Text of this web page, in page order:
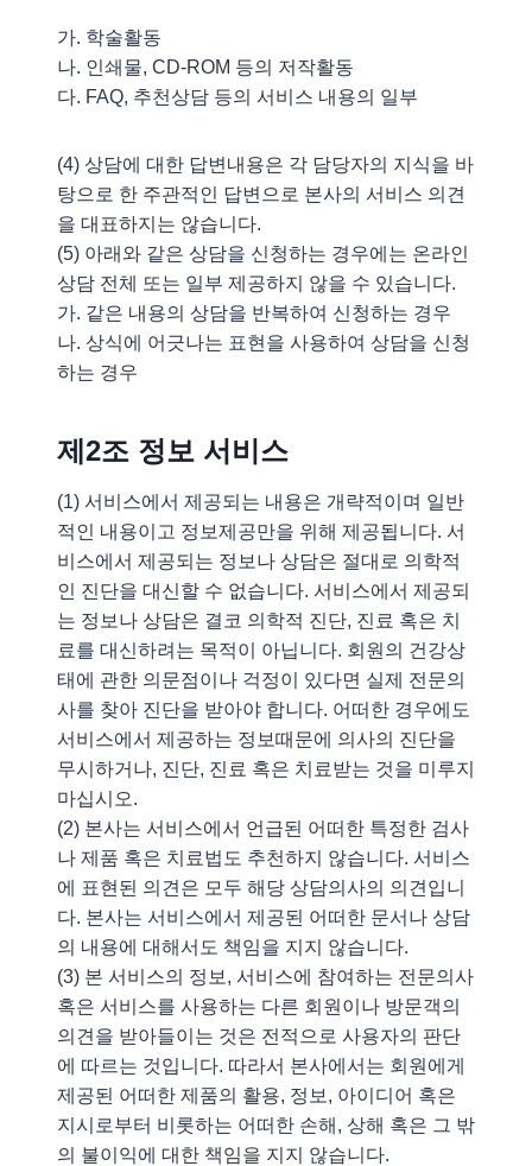
가. 학술활동
나. 인쇄물, CD-ROM 등의 저작활동
다. FAQ, 추천상담 등의 서비스 내용의 일부
(4) 상담에 대한 답변내용은 각 담당자의 지식을 바
탕으로 한 주관적인 답변으로 본사의 서비스 의견
을 대표하지는 않습니다.
(5) 아래와 같은 상담을 신청하는 경우에는 온라인
상담 전체 또는 일부 제공하지 않을 수 있습니다.
가. 같은 내용의 상담을 반복하여 신청하는 경우
나. 상식에 어긋나는 표현을 사용하여 상담을 신청
하는 경우
제2조 정보 서비스
(1) 서비스에서 제공되는 내용은 개략적이며 일반
적인 내용이고 정보제공만을 위해 제공됩니다. 서
비스에서 제공되는 정보나 상담은 절대로 의학적
인 진단을 대신할 수 없습니다. 서비스에서 제공되
는 정보나 상담은 결코 의학적 진단, 진료 혹은 치
료를 대신하려는 목적이 아닙니다. 회원의 건강상
태에 관한 의문점이나 걱정이 있다면 실제 전문의
사를 찾아 진단을 받아야 합니다. 어떠한 경우에도
서비스에서 제공하는 정보때문에 의사의 진단을
무시하거나, 진단, 진료 혹은 치료받는 것을 미루지
마십시오.
(2) 본사는 서비스에서 언급된 어떠한 특정한 검사
나 제품 혹은 치료법도 추천하지 않습니다. 서비스
에 표현된 의견은 모두 해당 상담의사의 의견입니
다. 본사는 서비스에서 제공된 어떠한 문서나 상담
의 내용에 대해서도 책임을 지지 않습니다.
(3) 본 서비스의 정보, 서비스에 참여하는 전문의사
혹은 서비스를 사용하는 다른 회원이나 방문객의
의견을 받아들이는 것은 전적으로 사용자의 판단
에 따르는 것입니다. 따라서 본사에서는 회원에게
제공된 어떠한 제품의 활용, 정보, 아이디어 혹은
지시로부터 비롯하는 어떠한 손해, 상해 혹은 그 밖
의 불이익에 대한 책임을 지지 않습니다.